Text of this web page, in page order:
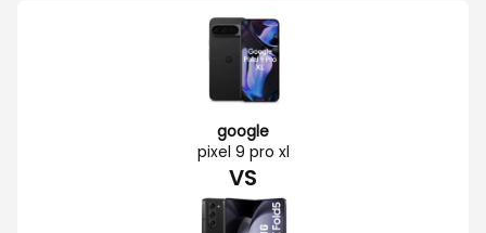
google
pixel 9 pro xl
VS